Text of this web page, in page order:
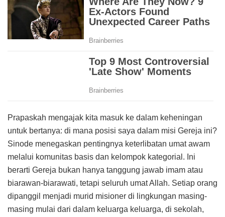
Prapaskah mengajak kita masuk ke dalam keheningan
untuk bertanya: di mana posisi saya dalam misi Gereja ini?
Sinode menegaskan pentingnya keterlibatan umat awam
melalui komunitas basis dan kelompok kategorial. Ini
berarti Gereja bukan hanya tanggung jawab imam atau
biarawan-biarawati, tetapi seluruh umat Allah. Setiap orang
dipanggil menjadi murid misioner di lingkungan masing-
masing mulai dari dalam keluarga keluarga, di sekolah,